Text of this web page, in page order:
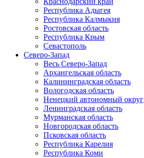
Республика Адыгея
Республика Калмыкия
Ростовская область
Республика Крым
Севастополь
Северо-Запад
Весь Северо-Запад
Архангельская область
Калининградская область
Вологодская область
Ненецкий автономный округ
Ленинградская область
Мурманская область
Новгородская область
Псковская область
Республика Карелия
Республика Коми